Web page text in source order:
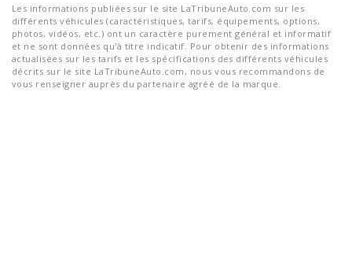
Les informations publiées sur le site LaTribuneAuto.com sur les
différents véhicules (caractéristiques, tarifs, équipements, options,
photos, vidéos, etc.) ont un caractère purement général et informatif
et ne sont données qu'à titre indicatif. Pour obtenir des informations
actualisées sur les tarifs et les spécifications des différents véhicules
décrits sur le site LaTribuneAuto.com, nous vous recommandons de
vous renseigner auprès du partenaire agréé de la marque.